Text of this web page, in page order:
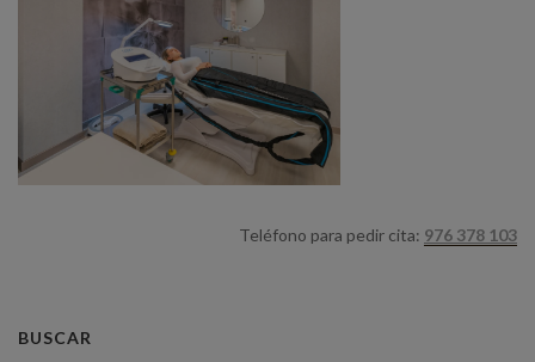
Teléfono para pedir cita: 976 378 103
BUSCAR